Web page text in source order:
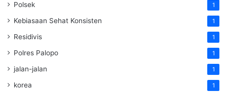
Polsek 1
Kebiasaan Sehat Konsisten 1
Residivis 1
Polres Palopo 1
jalan-jalan 1
korea 1